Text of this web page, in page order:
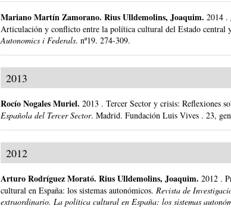
Mariano Martín Zamorano.Rius Ulldemolins, Joaquim.2014 .
Articulación y conflicto entre la política cultural del Estado central
Autonomics i Federals.nº19.274-309.
2013
Rocío Nogales Muriel.2013 .Tercer Sector y crisis: Reflexiones
Española del Tercer Sector.Madrid.Fundación Luis Vives .23,
2012
Arturo Rodríguez Morató.Rius Ulldemolins, Joaquim.2012 .
cultural en España: los sistemas autonómicos. Revista de
extraordinario. La política cultural en España: los sistemas